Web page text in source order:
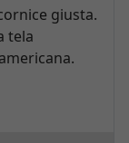
giusta.
tela